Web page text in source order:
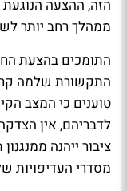
הזה, ההצעה
ממהלך רחב יותר
התומכים בהצעת
התקשורת שלמה
טוענים כי המצב
לדבריהם, אין
ציבור ייהנה
מסדרי העדיפויות